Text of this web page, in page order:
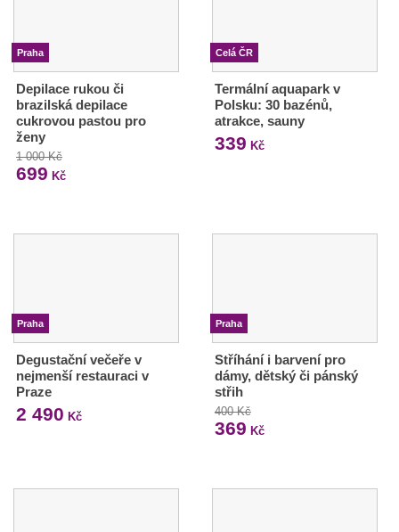
Praha
Depilace rukou či
brazilská depilace
cukrovou pastou pro
ženy
1 000 Kč
699 Kč
Celá ČR
Termální aquapark v
Polsku: 30 bazénů,
atrakce, sauny
339 Kč
Praha
Degustační večeře v
nejmenší restauraci v
Praze
2 490 Kč
Praha
Stříhání i barvení pro
dámy, dětský či pánský
střih
400 Kč
369 Kč